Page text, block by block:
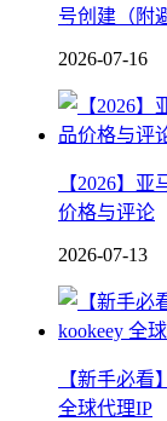
号创建（附
2026-07-16
【2026】
价格与评论
2026-07-13
【新手必
全球代理IP